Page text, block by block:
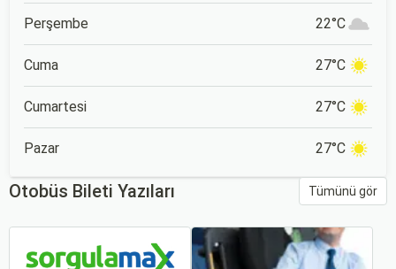
Perşembe 22°C
Cuma 27°C
Cumartesi 27°C
Pazar 27°C
Otobüs Bileti Yazıları Tümünü gör